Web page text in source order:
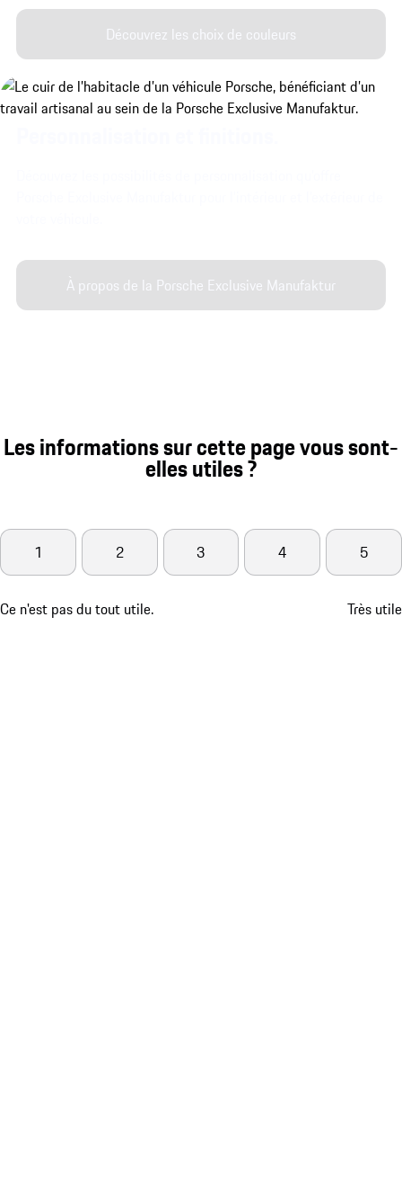
Découvrez les choix de couleurs
À propos de la Porsche Exclusive Manufaktur
Les informations sur cette page vous sont-
elles utiles ?
Ce n'est pas du tout utile.
1 2 3 4 5
Très utile